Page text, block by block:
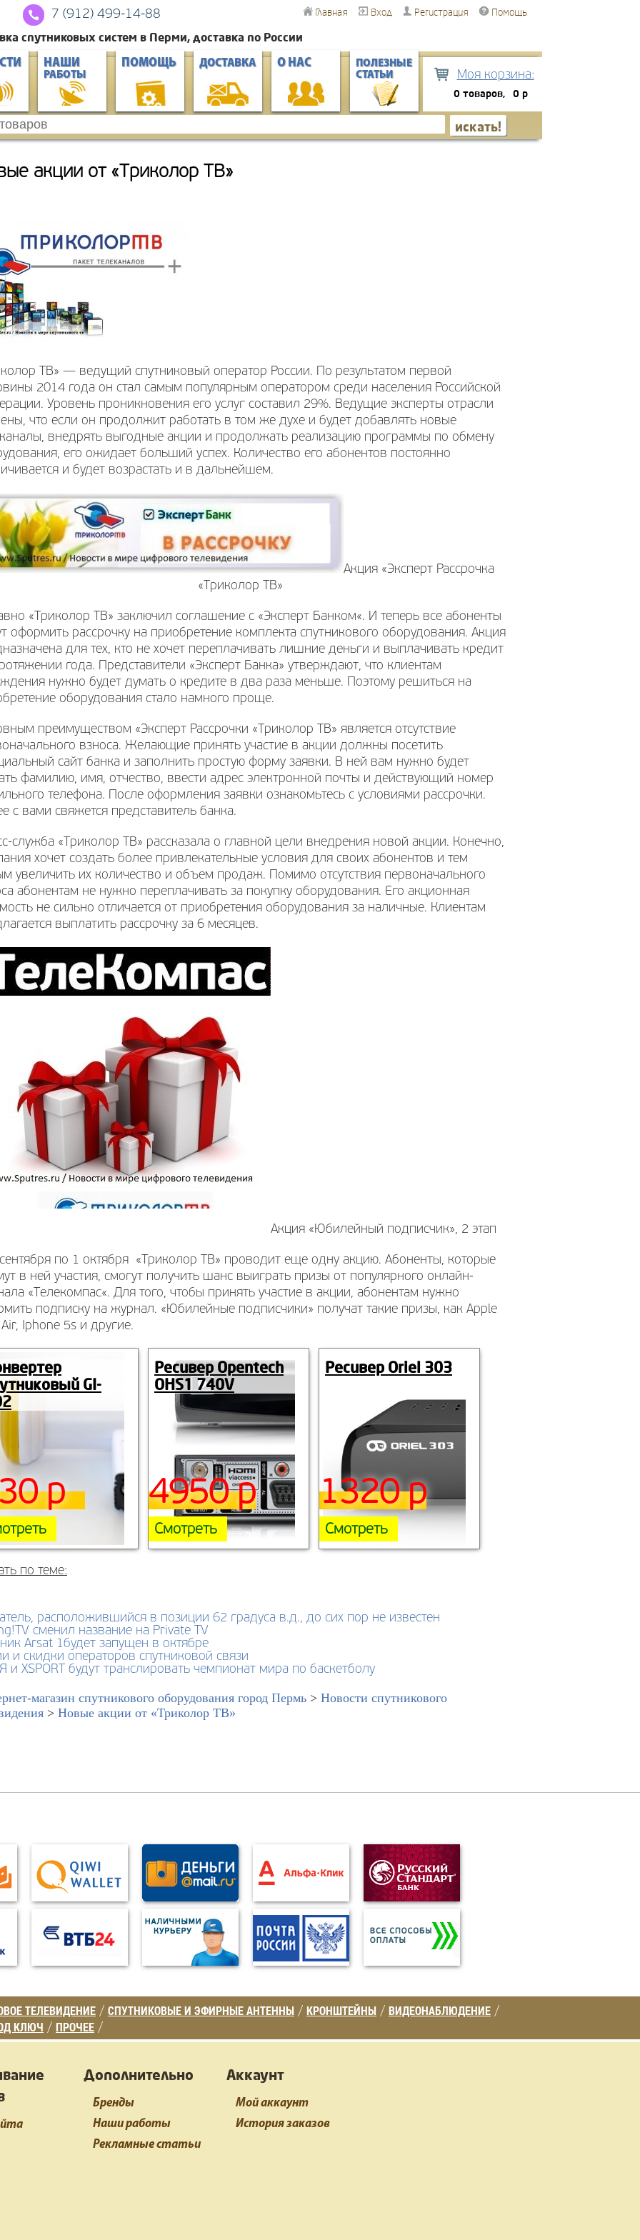
Главная Вход Регистрация Помощь
7 (912) 499-14-88
Моя корзина:
0 товаров, 0 р
спутниковых систем в Перми, доставка по России
НАШИ
РАБОТЫ
ПОМОЩЬ ДОСТАВКА О НАС
ПОЛЕЗНЫЕ
СТАТЬИ
акции от «Триколор ТВ»
ТВ» — ведущий спутниковый оператор России. По результатом первой
2014 года он стал самым популярным оператором среди населения Российской
Уровень проникновения его услуг составил 29%. Ведущие эксперты отрасли
что если он продолжит работать в том же духе и будет добавлять новые
внедрять выгодные акции и продолжать реализацию программы по обмену
его ожидает больший успех. Количество его абонентов постоянно
и будет возрастать и в дальнейшем.
Акция «Эксперт Рассрочка
«Триколор ТВ»
«Триколор ТВ» заключил соглашение с «Эксперт Банком«. И теперь все абоненты
оформить рассрочку на приобретение комплекта спутникового оборудования. Акция
для тех, кто не хочет переплачивать лишние деньги и выплачивать кредит
года. Представители «Эксперт Банка» утверждают, что клиентам
нужно будет думать о кредите в два раза меньше. Поэтому решиться на
оборудования стало намного проще.
преимуществом «Эксперт Рассрочки «Триколор ТВ» является отсутствие
взноса. Желающие принять участие в акции должны посетить
сайт банка и заполнить простую форму заявки. В ней вам нужно будет
фамилию, имя, отчество, ввести адрес электронной почты и действующий номер
телефона. После оформления заявки ознакомьтесь с условиями рассрочки.
с вами свяжется представитель банка.
служба «Триколор ТВ» рассказала о главной цели внедрения новой акции. Конечно,
хочет создать более привлекательные условия для своих абонентов и тем
увеличить их количество и объем продаж. Помимо отсутствия первоначального
абонентам не нужно переплачивать за покупку оборудования. Его акционная
не сильно отличается от приобретения оборудования за наличные. Клиентам
выплатить рассрочку за 6 месяцев.
Акция «Юбилейный подписчик», 2 этап
по 1 октября «Триколор ТВ» проводит еще одну акцию. Абоненты, которые
в ней участия, смогут получить шанс выиграть призы от популярного онлайн-
«Телекомпас«. Для того, чтобы принять участие в акции, абонентам нужно
подписку на журнал. «Юбилейные подписчики» получат такие призы, как Apple
Iphone 5s и другие.
GI-
р
Ресивер Opentech
OHS1 740V
Смотреть
4950 р
Ресивер Oriel 303
Смотреть
1320 р
по теме:
расположившийся в позиции 62 градуса в.д., до сих пор не известен
сменил название на Private TV
Arsat 1будет запущен в октябре
и скидки операторов спутниковой связи
и XSPORТ будут транслировать чемпионат мира по баскетболу
магазин спутникового оборудования город Пермь > Новости спутникового
> Новые акции от «Триколор ТВ»
ТЕЛЕВИДЕНИЕ / СПУТНИКОВЫЕ И ЭФИРНЫЕ АНТЕННЫ / КРОНШТЕЙНЫ / ВИДЕОНАБЛЮДЕНИЕ /
КЛЮЧ / ПРОЧЕЕ /
Дополнительно
Бренды
Наши работы
Рекламные статьи
Аккаунт
Мой аккаунт
История заказов